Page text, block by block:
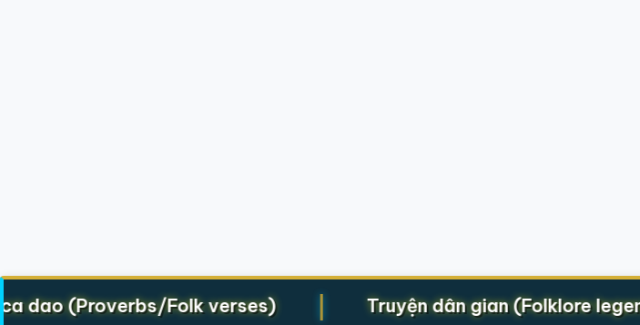
(Proverbs/Folk verses) Truyện dân gian (Folklore legends)